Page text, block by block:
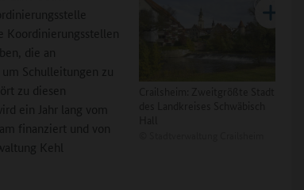
Koordinierungsstellen
die an
Schulleitungen zu
zu diesen
ein Jahr lang vom
finanziert und von
Kehl